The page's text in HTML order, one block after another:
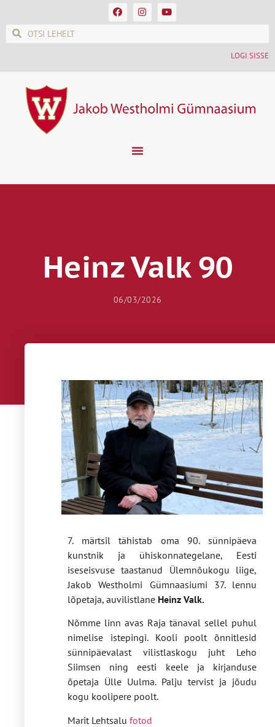
LOGI SISSE
Heinz Valk 90
06/03/2026
7. märtsil tähistab oma 90. sünnipäeva
kunstnik ja ühiskonnategelane, Eesti
iseseisvuse taastanud Ülemnõukogu liige,
Jakob Westholmi Gümnaasiumi 37. lennu
lõpetaja, auvilistlane Heinz Valk.
Nõmme linn avas Raja tänaval sellel puhul
nimelise istepingi. Kooli poolt õnnitlesid
sünnipäevalast vilistlaskogu juht Leho
Siimsen ning eesti keele ja kirjanduse
õpetaja Ülle Uulma. Palju tervist ja jõudu
kogu koolipere poolt.
Marit Lehtsalu fotod